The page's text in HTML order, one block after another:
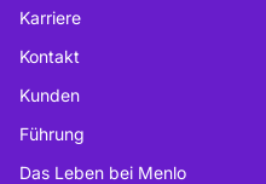
Karriere
Kontakt
Kunden
Führung
Das Leben bei Menlo